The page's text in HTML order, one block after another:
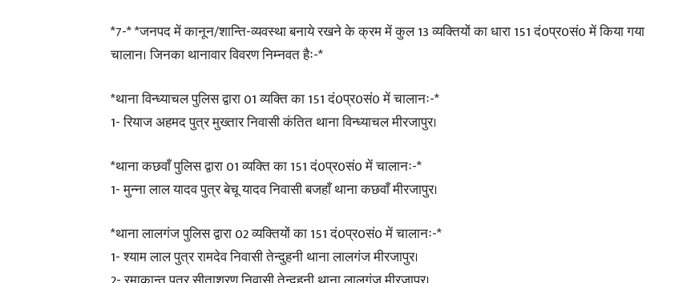
*7-* *जनपद में कानून/शान्ति-व्यवस्था बनाये रखने के क्रम में कुल 13 व्यक्तियों का धारा 151 दं0प्र0सं0 में किया गया
चालान। जिनका थानावार विवरण निम्नवत हैः-*
*थाना विन्ध्याचल पुलिस द्वारा 01 व्यक्ति का 151 दं0प्र0सं0 में चालानः-*
1- रियाज अहमद पुत्र मुख्तार निवासी कंतित थाना विन्ध्याचल मीरजापुर।
*थाना कछवाँ पुलिस द्वारा 01 व्यक्ति का 151 दं0प्र0सं0 में चालानः-*
1- मुन्ना लाल यादव पुत्र बेचू यादव निवासी बजहाँ थाना कछवाँ मीरजापुर।
*थाना लालगंज पुलिस द्वारा 02 व्यक्तियों का 151 दं0प्र0सं0 में चालानः-*
1- श्याम लाल पुत्र रामदेव निवासी तेन्दुहनी थाना लालगंज मीरजापुर।